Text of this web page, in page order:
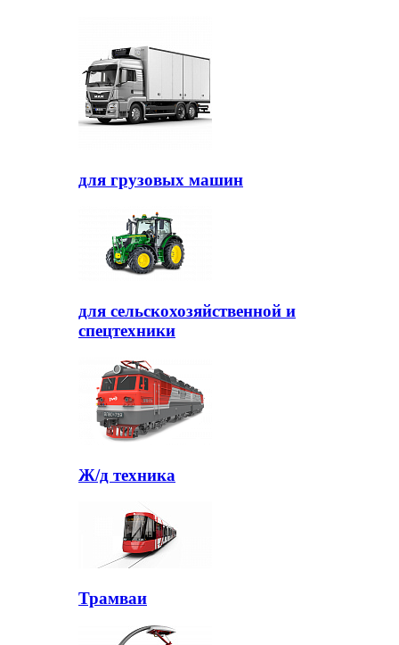
для грузовых машин
для сельскохозяйственной и
спецтехники
Ж/д техника
Трамваи